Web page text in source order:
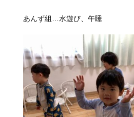
あんず組…水遊び、午睡